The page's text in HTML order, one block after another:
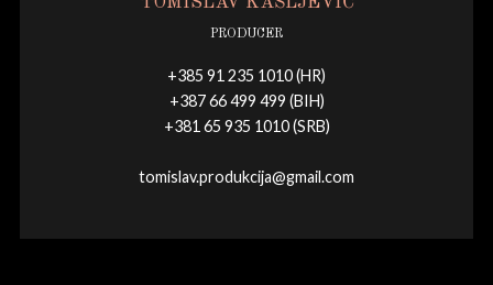
PRODUCER
+385 91 235 1010 (HR)
+387 66 499 499 (BIH)
+381 65 935 1010 (SRB)
tomislav.produkcija@gmail.com